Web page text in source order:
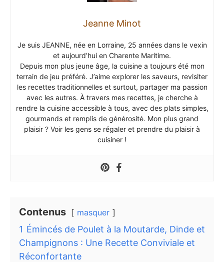
Jeanne Minot
Je suis JEANNE, née en Lorraine, 25 années dans le vexin
et aujourd’hui en Charente Maritime.
Depuis mon plus jeune âge, la cuisine a toujours été mon
terrain de jeu préféré. J’aime explorer les saveurs, revisiter
les recettes traditionnelles et surtout, partager ma passion
avec les autres. À travers mes recettes, je cherche à
rendre la cuisine accessible à tous, avec des plats simples,
gourmands et remplis de générosité. Mon plus grand
plaisir ? Voir les gens se régaler et prendre du plaisir à
cuisiner !
Contenus masquer
1 Émincés de Poulet à la Moutarde, Dinde et
Champignons : Une Recette Conviviale et
Réconfortante